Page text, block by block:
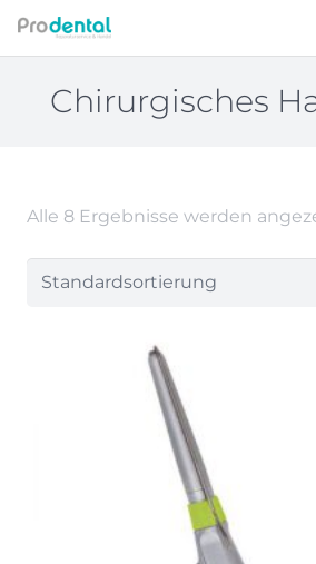
Home
Chirurgisches
Alle 8 Ergebnisse werden